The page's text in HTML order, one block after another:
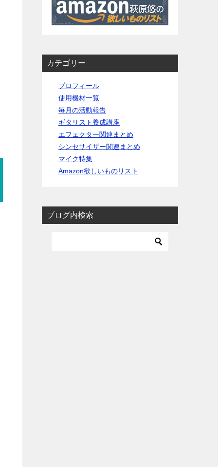
カテゴリー
プロフィール
使用機材一覧
毎月の活動報告
ギタリスト養成講座
エフェクター関連まとめ
シンセサイザー関連まとめ
マイク特集
Amazon欲しいものリスト
ブログ内検索